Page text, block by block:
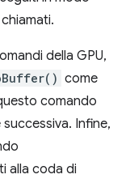
della GPU,
come
comando
Infine,
alla coda di